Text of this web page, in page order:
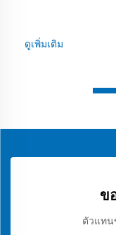
ดูเพิ่มเติม
ข
ตัวแทน